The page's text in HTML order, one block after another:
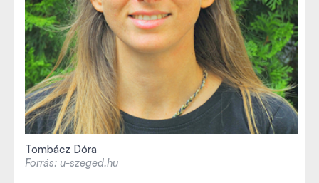
Tombácz Dóra
Forrás: u-szeged.hu